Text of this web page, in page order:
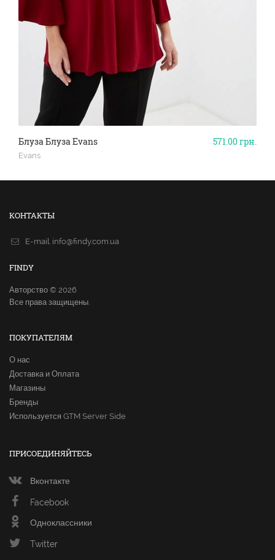
571.00грн.
Блуза Блуза Evans
Evans
КОНТАКТЫ
E-mail. info@findy.com.ua
FINDY
Авторство © 2026
Все права защищены.
ПОКУПАТЕЛЯМ
О нас
Доставка и Оплата
Магазины
Бренды
Используется GTM Server Side
ПРИСОЕДИНЯЙТЕСЬ
Вконтакте
Facebook
Одноклассники
Twitter